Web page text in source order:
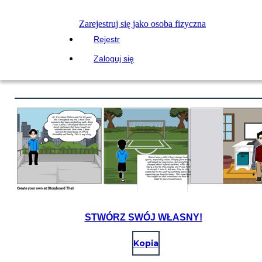
Zarejestruj się jako osoba fizyczna
Rejestr
Zaloguj się
STWÓRZ SWÓJ WŁASNY!
Kopia